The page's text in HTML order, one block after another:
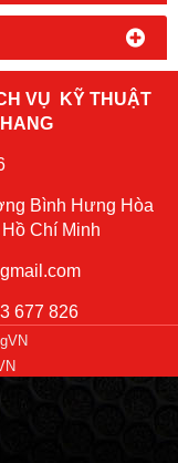
VỤ KỸ THUẬT
Bình Hưng Hòa
Chí Minh
677 826